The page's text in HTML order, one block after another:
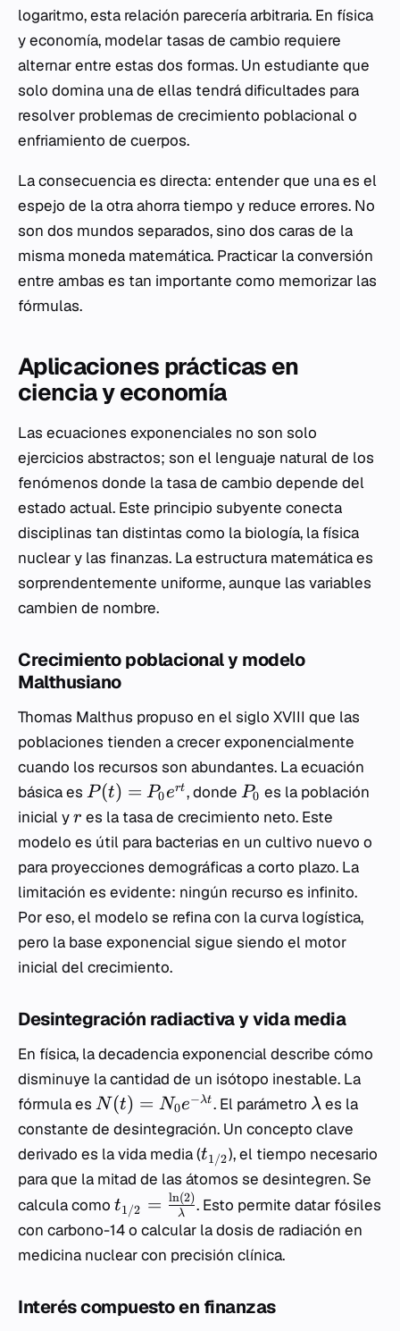
logaritmo, esta relación parecería arbitraria. En física
y economía, modelar tasas de cambio requiere
alternar entre estas dos formas. Un estudiante que
solo domina una de ellas tendrá dificultades para
resolver problemas de crecimiento poblacional o
enfriamiento de cuerpos.
La consecuencia es directa: entender que una es el
espejo de la otra ahorra tiempo y reduce errores. No
son dos mundos separados, sino dos caras de la
misma moneda matemática. Practicar la conversión
entre ambas es tan importante como memorizar las
fórmulas.
Aplicaciones prácticas en
ciencia y economía
Las ecuaciones exponenciales no son solo
ejercicios abstractos; son el lenguaje natural de los
fenómenos donde la tasa de cambio depende del
estado actual. Este principio subyente conecta
disciplinas tan distintas como la biología, la física
nuclear y las finanzas. La estructura matemática es
sorprendentemente uniforme, aunque las variables
cambien de nombre.
Crecimiento poblacional y modelo
Malthusiano
Thomas Malthus propuso en el siglo XVIII que las
poblaciones tienden a crecer exponencialmente
cuando los recursos son abundantes. La ecuación
básica es P(t) = P0ert, dondeP0 es la población
inicial y r es la tasa de crecimiento neto. Este
modelo es útil para bacterias en un cultivo nuevo o
para proyecciones demográficas a corto plazo. La
limitación es evidente: ningún recurso es infinito.
Por eso, el modelo se refina con la curva logística,
pero la base exponencial sigue siendo el motor
inicial del crecimiento.
Desintegración radiactiva y vida media
En física, la decadencia exponencial describe cómo
disminuye la cantidad de un isótopo inestable. La
fórmula es N (t) = N0e−λt. El parámetro λes la
constante de desintegración. Un concepto clave
derivado es la vida media (t1/2), el tiempo necesario
para que la mitad de las átomos se desintegren. Se
calcula como t1/2 = λ
ln(2). Esto permite datar fósiles
con carbono-14 o calcular la dosis de radiación en
medicina nuclear con precisión clínica.
Interés compuesto en finanzas